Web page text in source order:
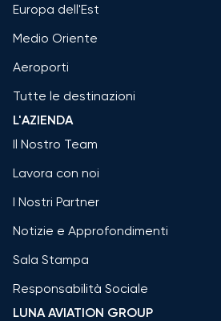
Europa dell'Est
Medio Oriente
Aeroporti
Tutte le destinazioni
L'AZIENDA
Il Nostro Team
Lavora con noi
I Nostri Partner
Notizie e Approfondimenti
Sala Stampa
Responsabilità Sociale
LUNA AVIATION GROUP